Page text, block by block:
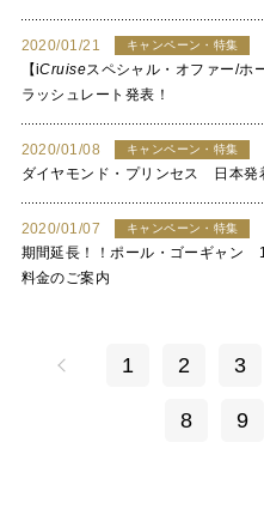
2020/01/21 キャンペーン・特集
【iCruiseスペシャル・オファー/ホ
ラッシュレート発表！
2020/01/08 キャンペーン・特集
ダイヤモンド・プリンセス 日本発
2020/01/07 キャンペーン・特集
期間延長！！ポール・ゴーギャン
料金のご案内
1 2 3
8 9